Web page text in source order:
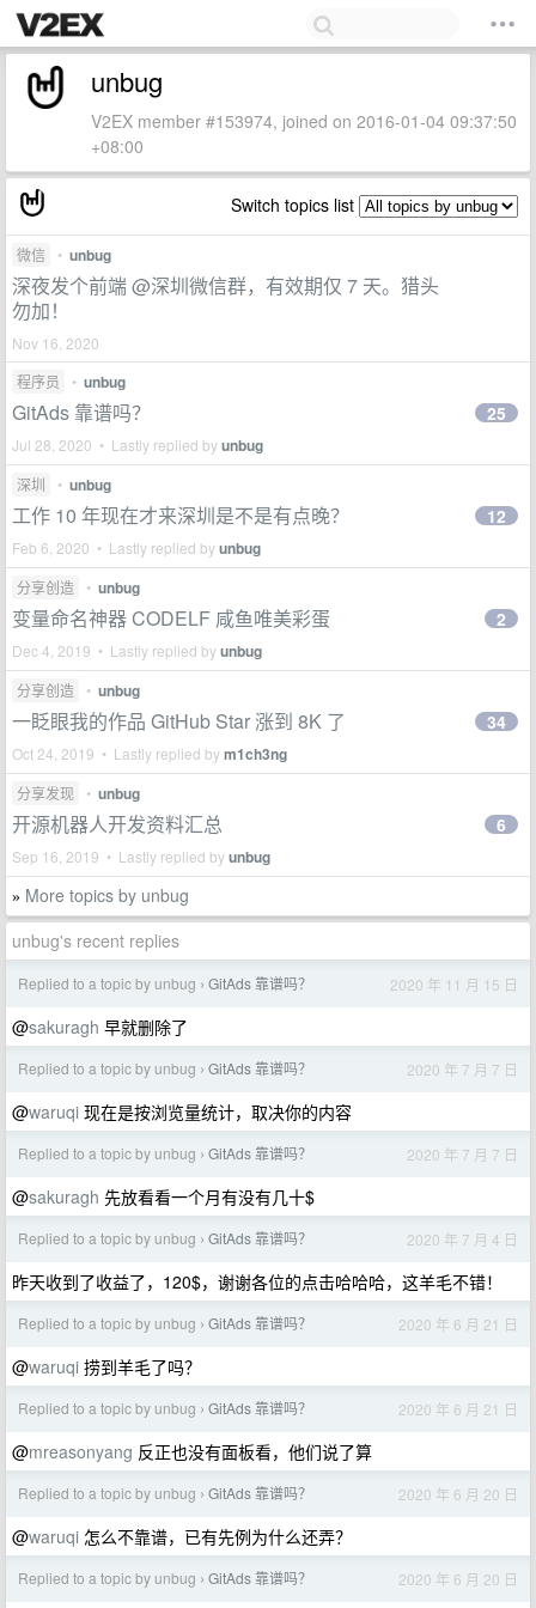
unbug
V2EX member #153974, joined on 2016-01-04 09:37:50
+08:00
Switch topics list
微信 • unbug
深夜发个前端 @深圳微信群，有效期仅 7 天。猎头
勿加！
Nov 16, 2020
程序员
• unbug
GitAds 靠谱吗？
Jul 28, 2020 • Lastly replied byunbug
25
深圳 • unbug
工作 10 年现在才来深圳是不是有点晚？
Feb 6, 2020 • Lastly replied byunbug
12
分享创造 • unbug
变量命名神器 CODELF 咸鱼唯美彩蛋
Dec 4, 2019 • Lastly replied byunbug
2
分享创造 • unbug
一眨眼我的作品 GitHub Star 涨到 8K 了
Oct 24, 2019 • Lastly replied bym1ch3ng
34
分享发现 • unbug
开源机器人开发资料汇总
Sep 16, 2019 • Lastly replied byunbug
6
» More topics by unbug
unbug's recent replies
Replied to a topic by unbug › GitAds 靠谱吗？ 2020 年 11 月 15 日
@sakuragh 早就删除了
Replied to a topic by unbug › GitAds 靠谱吗？ 2020 年 7 月 7 日
@waruqi 现在是按浏览量统计，取决你的内容
Replied to a topic by unbug › GitAds 靠谱吗？ 2020 年 7 月 7 日
@sakuragh 先放看看一个月有没有几十$
Replied to a topic by unbug › GitAds 靠谱吗？ 2020 年 7 月 4 日
昨天收到了收益了，120$，谢谢各位的点击哈哈哈，这羊毛不错！
Replied to a topic by unbug › GitAds 靠谱吗？ 2020 年 6 月 21 日
@waruqi 捞到羊毛了吗？
Replied to a topic by unbug › GitAds 靠谱吗？ 2020 年 6 月 21 日
@mreasonyang 反正也没有面板看，他们说了算
Replied to a topic by unbug › GitAds 靠谱吗？ 2020 年 6 月 20 日
@waruqi 怎么不靠谱，已有先例为什么还弄？
Replied to a topic by unbug › GitAds 靠谱吗？ 2020 年 6 月 20 日